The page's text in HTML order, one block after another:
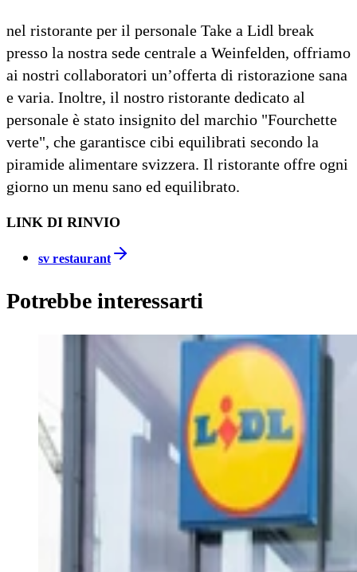
nel ristorante per il personale Take a Lidl break
presso la nostra sede centrale a Weinfelden, offriamo
ai nostri collaboratori un’offerta di ristorazione sana
e varia. Inoltre, il nostro ristorante dedicato al
personale è stato insignito del marchio "Fourchette
verte", che garantisce cibi equilibrati secondo la
piramide alimentare svizzera. Il ristorante offre ogni
giorno un menu sano ed equilibrato.
LINK DI RINVIO
sv restaurant
Potrebbe interessarti